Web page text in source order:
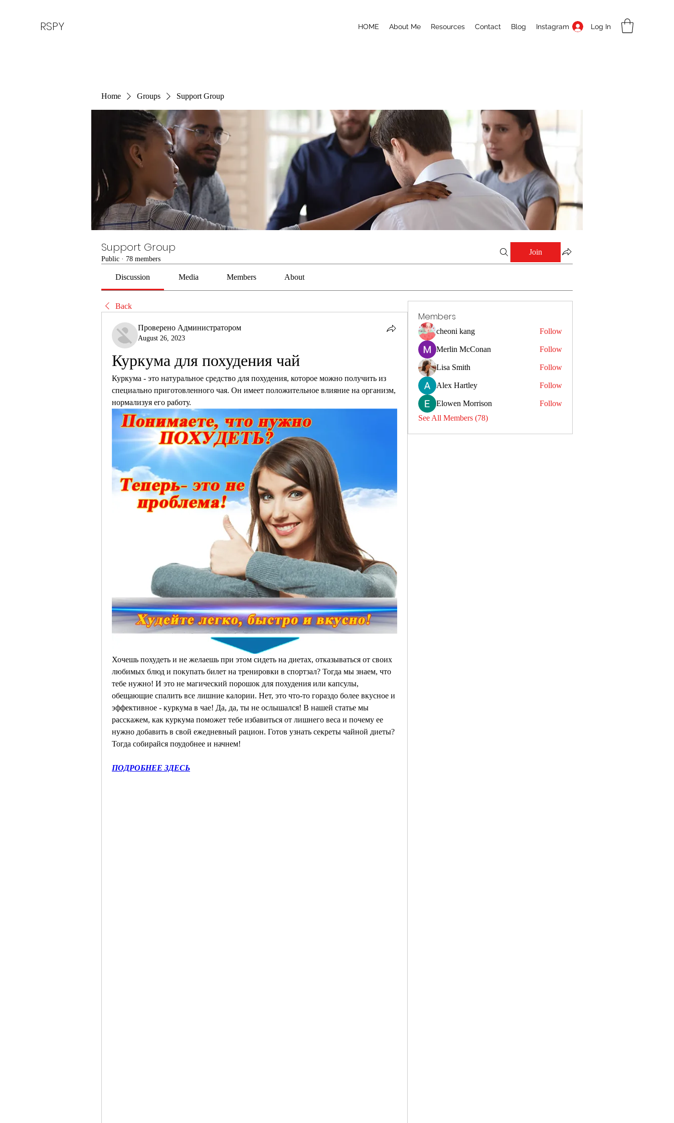
RSPY HOME About Me Resources Contact Blog Instagram Log In
Home Groups Support Group
Support Group
Public · 78 members
Join
Discussion Media Members About
Back
Проверено Администратором
August 26, 2023
Куркума для похудения чай
Куркума - это натуральное средство для похудения, которое можно получить из
специально приготовленного чая. Он имеет положительное влияние на организм,
нормализуя его работу.
Хочешь похудеть и не желаешь при этом сидеть на диетах, отказываться от своих
любимых блюд и покупать билет на тренировки в спортзал? Тогда мы знаем, что
тебе нужно! И это не магический порошок для похудения или капсулы,
обещающие спалить все лишние калории. Нет, это что-то гораздо более вкусное и
эффективное - куркума в чае! Да, да, ты не ослышался! В нашей статье мы
расскажем, как куркума поможет тебе избавиться от лишнего веса и почему ее
нужно добавить в свой ежедневный рацион. Готов узнать секреты чайной диеты?
Тогда собирайся поудобнее и начнем!
ПОДРОБНЕЕ ЗДЕСЬ
Members
cheoni kang Follow
Merlin McConan Follow
Lisa Smith Follow
Alex Hartley Follow
Elowen Morrison
Follow
See All Members (78)